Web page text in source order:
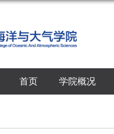
首页 学院概况